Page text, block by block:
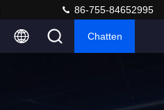
86-755-84652995
Chatten